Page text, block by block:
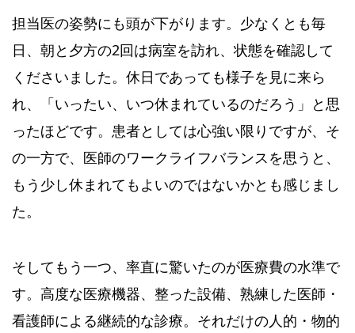
担当医の姿勢にも頭が下がります。少なくとも毎
日、朝と夕方の2回は病室を訪れ、状態を確認して
くださいました。休日であっても様子を見に来ら
れ、「いったい、いつ休まれているのだろう」と思
ったほどです。患者としては心強い限りですが、そ
の一方で、医師のワークライフバランスを思うと、
もう少し休まれてもよいのではないかとも感じまし
た。
そしてもう一つ、率直に驚いたのが医療費の水準で
す。高度な医療機器、整った設備、熟練した医師・
看護師による継続的な診療。それだけの人的・物的